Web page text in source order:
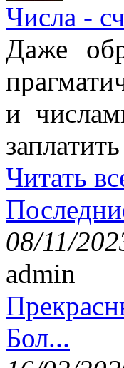
Числа -
Даже
и
Читать
08/11/
admin
Бол...